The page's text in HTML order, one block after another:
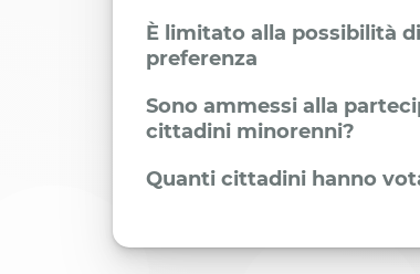
È limitato alla possibilità
preferenza
Sono ammessi alla
cittadini minorenni?
Quanti cittadini hanno